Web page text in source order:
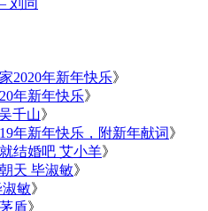
2020年新年快乐》
年新年快乐》
千山》
年新年快乐，附新年献词》
结婚吧 艾小羊》
天 毕淑敏》
敏》
盾》